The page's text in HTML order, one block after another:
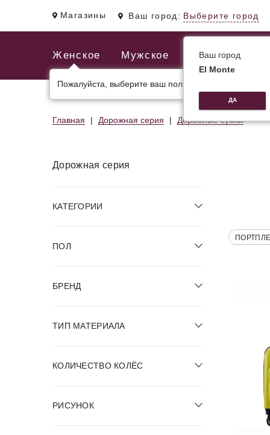
Магазины Ваш город: Выберите город
Женское Мужское
Пожалуйста, выберите ваш пол.
МУЖСКИЕ И ДЕЛОВЫЕ
Главная Дорожная серия Дорожные сумки
Дорожная серия
КАТЕГОРИИ
ПОЛ
БРЕНД
ТИП МАТЕРИАЛА
КОЛИЧЕСТВО КОЛЁС
РИСУНОК
Ваш город
El Monte
ДА